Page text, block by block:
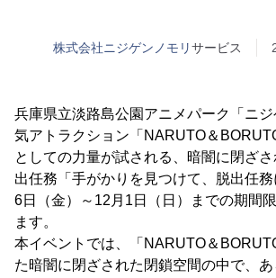
株式会社ニジゲンノモリサービス
兵庫県立淡路島公園アニメパーク「ニジ
気アトラクション「NARUTO＆
としての力量が試される、暗闇に閉ざ
出任務「手がかりを見つけて、脱出任務
6日（金）～12月1日（日）までの期間
ます。
本イベントでは、「NARUTO＆
た暗闇に閉ざされた閉鎖空間の中で、